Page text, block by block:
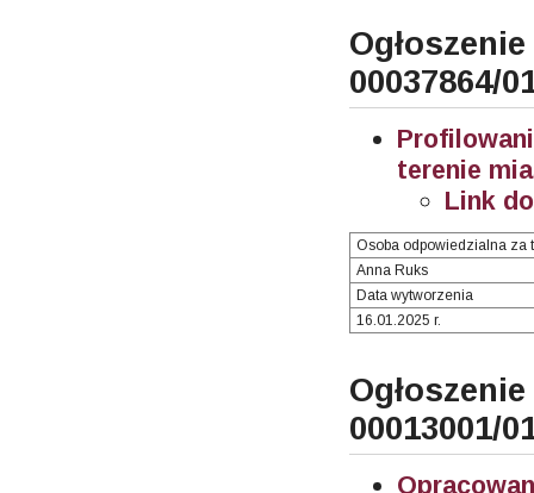
00037864/
terenie
Link
Osoba odpowiedzialna za
Anna Ruks
Data wytworzenia
16.01.2025 r.
00013001/